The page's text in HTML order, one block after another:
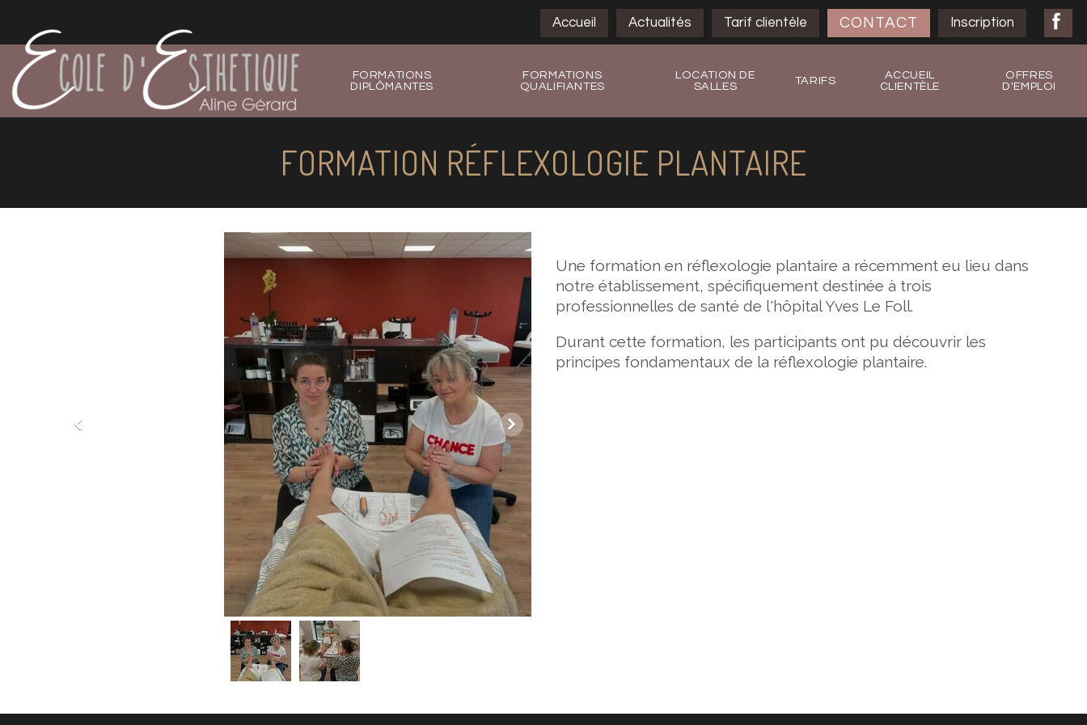
Accueil Actualités Tarif clientèle CONTACT Inscription
FORMATIONS
DIPLÔMANTES
FORMATIONS
QUALIFIANTES
LOCATION DE
SALLES
TARIFS
ACCUEIL
CLIENTÈLE
OFFRES
D'EMPLOI
FORMATION RÉFLEXOLOGIE PLANTAIRE
Une formation en réflexologie plantaire a récemment eu lieu dans
notre établissement, spécifiquement destinée à trois
professionnelles de santé de l'hôpital Yves Le Foll.
Durant cette formation, les participants ont pu découvrir les
principes fondamentaux de la réflexologie plantaire.